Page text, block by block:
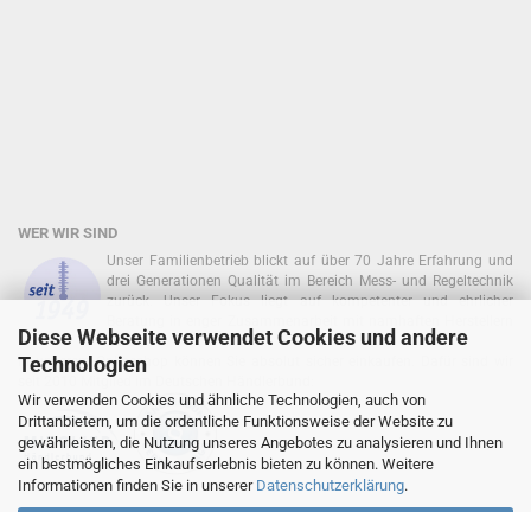
Diese Webseite verwendet Cookies und andere
Technologien
Wir verwenden Cookies und ähnliche Technologien, auch von
Drittanbietern, um die ordentliche Funktionsweise der Website zu
gewährleisten, die Nutzung unseres Angebotes zu analysieren und Ihnen
ein bestmögliches Einkaufserlebnis bieten zu können. Weitere
Informationen finden Sie in unserer Datenschutzerklärung.
WER WIR SIND
Unser Familienbetrieb blickt auf über 70 Jahre Erfahrung und
drei Generationen Qualität im Bereich Mess- und Regeltechnik
zurück. Unser Fokus liegt auf kompetenter und ehrlicher
zurück!
In unserem Onlineshop können Sie absolut sicher einkaufen. Dafür sind wir
seit 2010 Mitglied im Deutschen Händlerbund: